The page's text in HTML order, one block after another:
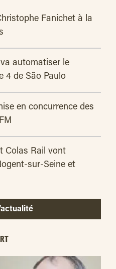
Fanichet à la
automatiser le
4 de São Paulo
en concurrence des
Colas Rail vont
sur-Seine et